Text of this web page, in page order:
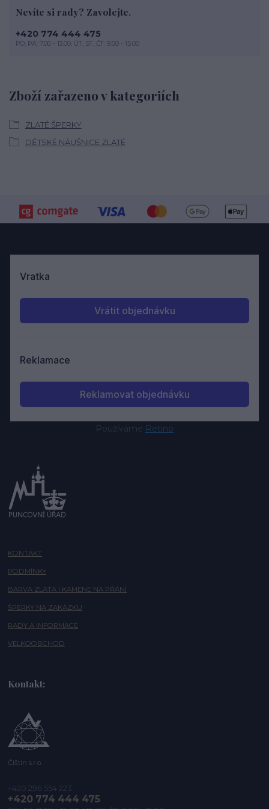
Zboží zařazeno v kategoriích
ZLATÉ ŠPERKY
DĚTSKÉ NÁUŠNICE ZLATÉ
Nevíte si rady? Zavolejte.
+420 774 444 475
PO, PÁ: 7.00 - 13.00, ÚT, ST, ČT: 9.00 - 15.00
Používáme Retino
KONTAKT
PODMÍNKY
BARVA ZLATA I KAMENE NA PŘÁNÍ
ŠPERKY NA ZAKÁZKU
RADY A INFORMACE
VELKOOBCHOD
Kontakt:
Čištín s.r.o.
+420 296 554 223
+420 774 444 475